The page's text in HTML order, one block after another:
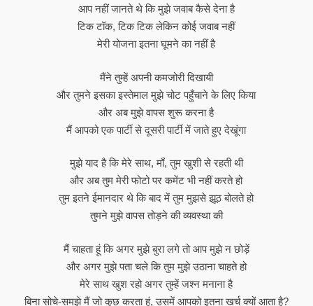
आप नहीं जानते थे कि मुझे जवाब कैसे देना है
टिक टॉक, टिक टिक लेकिन कोई जवाब नहीं
मेरी योजना इतना घूमने का नहीं है
मैंने तुम्हें अपनी कमजोरी दिखायी
और तुमने इसका इस्तेमाल मुझे चोट पहुँचाने के लिए किया
और अब मुझे वापस शुरू करना है
मैं आपको एक पार्टी से दूसरी पार्टी में जाते हुए देखूंगा
मुझे याद है कि मेरे साथ, माँ, तुम खुशी से रहती थी
और अब तुम मेरी फोटो पर कमेंट भी नहीं करते हो
तुम इतने ईमानदार थे कि बाद में तुम मुझसे झूठ बोलते हो
तुमने मुझे वापस तोड़ने की व्यवस्था की
मैं चाहता हूं कि अगर मुझे बुरा लगे तो आप मुझे न छोड़ें
और अगर मुझे पता चले कि तुम मुझे उठाना चाहते हो
मेरे साथ खुश रहो अगर तुम्हें जश्न मनाना है
बिना सोचे-समझे मैं जो कुछ करता हूं, उसमें आपको इतना खर्च क्यों आता है?